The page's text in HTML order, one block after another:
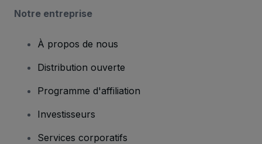
Notre entreprise
À propos de nous
Distribution ouverte
Programme d'affiliation
Investisseurs
Services corporatifs